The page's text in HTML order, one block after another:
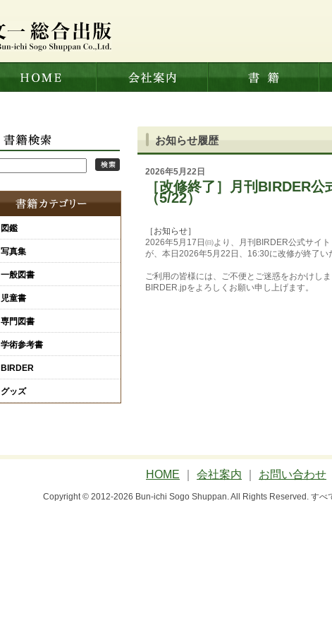
図鑑
写真集
一般図書
児童書
専門図書
学術参考書
BIRDER
グッズ
お知らせ履歴
2026年5月22日
［改修終了］月刊BIRDER
（5/22）
［お知らせ］
2026年5月17日㈰より、月刊BIRDER公式サイ
が、本日2026年5月22日、16:30に改修が終了い
ご利用の皆様には、ご不便とご迷惑をおかけし
BIRDER.jpをよろしくお願い申し上げます。
HOME 会社案内 お問い合わせ
Copyright © 2012-2026 Bun-ichi Sogo Shuppan. All Rights Reserved. すべ